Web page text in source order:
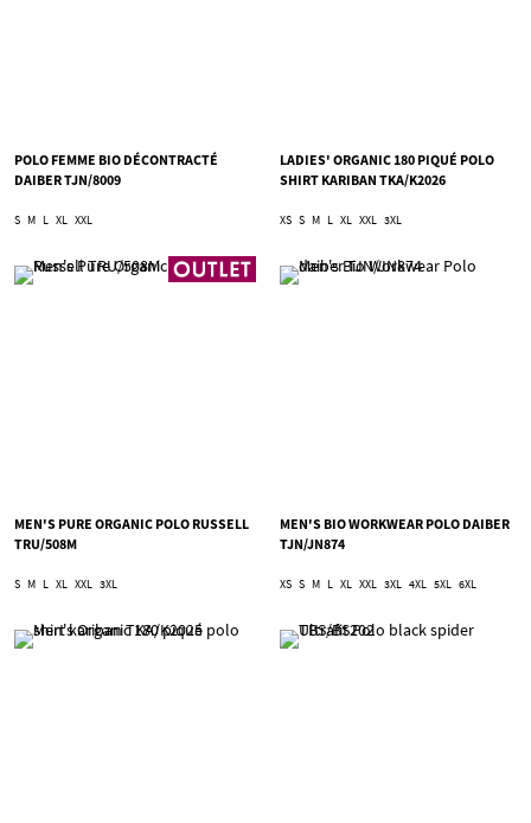
POLO FEMME BIO DÉCONTRACTÉ
DAIBER TJN/8009
S M L XL XXL
LADIES' ORGANIC 180 PIQUÉ POLO
SHIRT KARIBAN TKA/K2026
XS S M L XL XXL 3XL
MEN'S PURE ORGANIC POLO RUSSELL
TRU/508M
S M L XL XXL 3XL
MEN'S BIO WORKWEAR POLO DAIBER
TJN/JN874
XS S M L XL XXL 3XL 4XL 5XL 6XL